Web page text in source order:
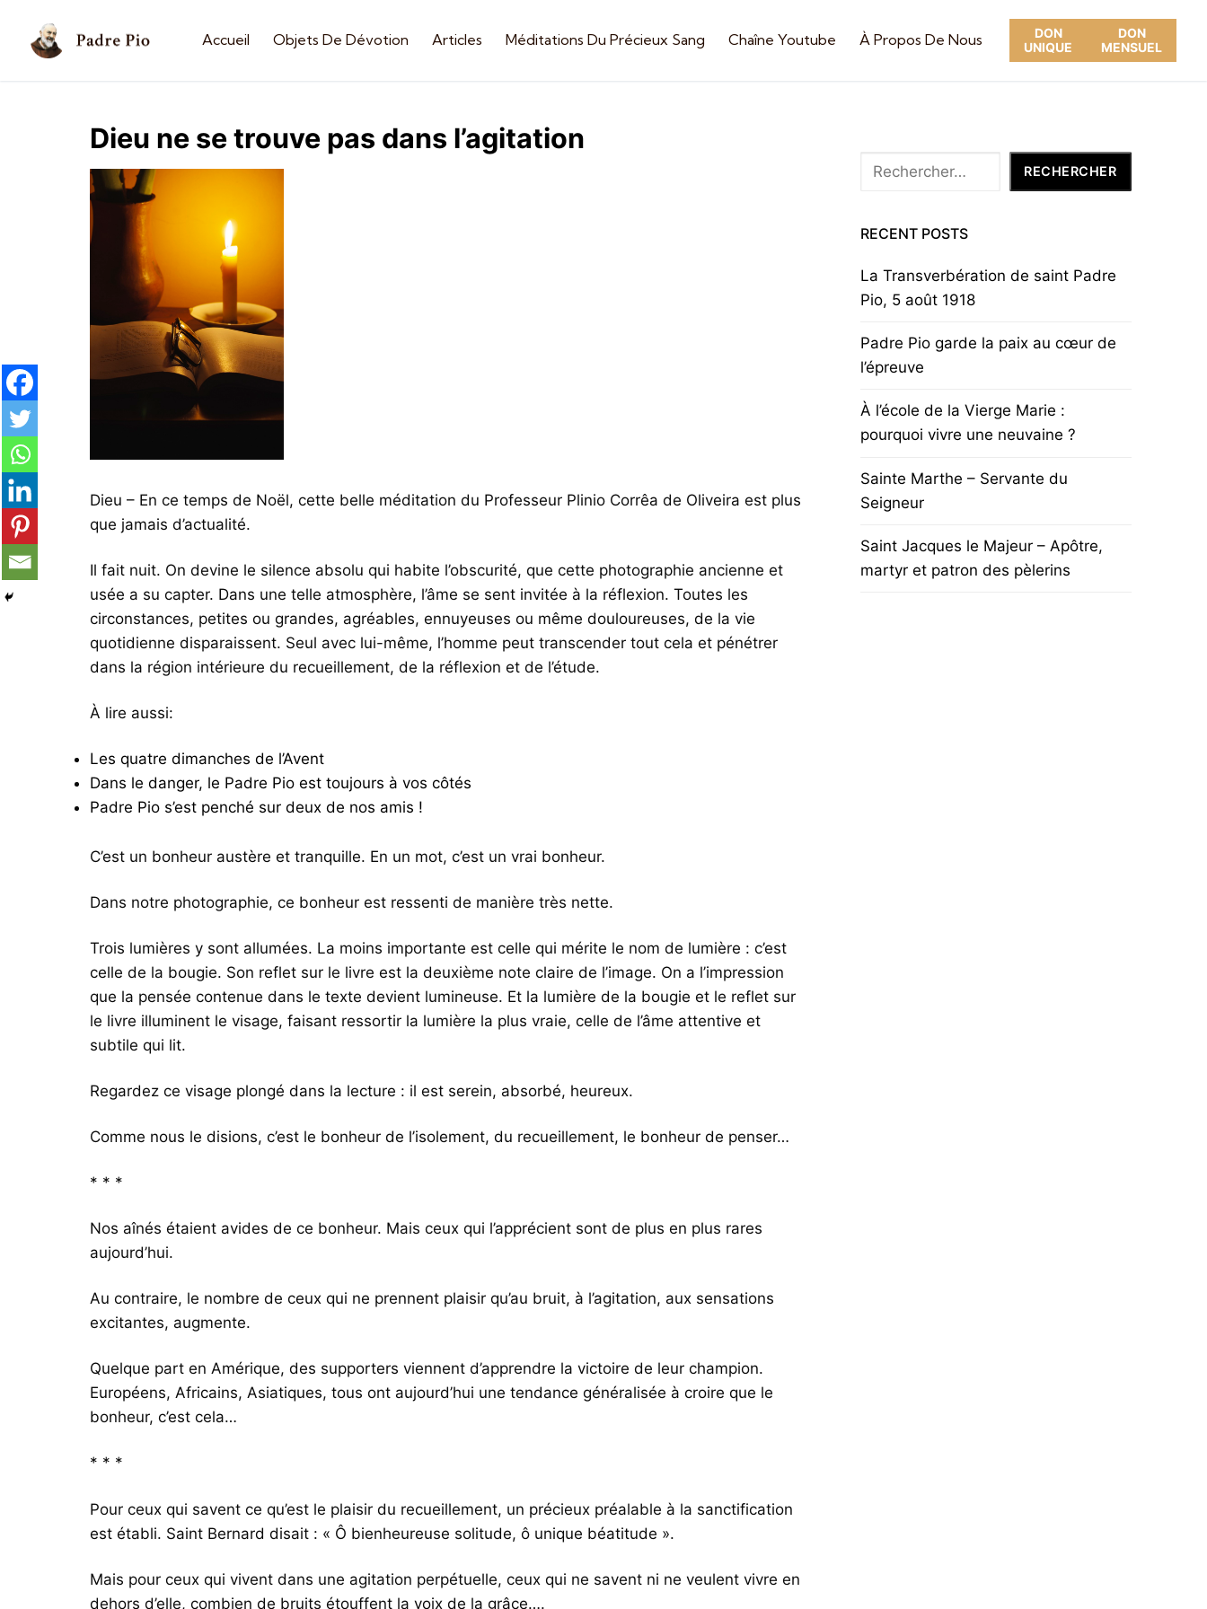
Accueil Objets De Dévotion Articles Méditations Du Précieux Sang Chaîne Youtube À Propos De Nous
DON
UNIQUE
DON
MENSUEL
Dieu ne se trouve pas dans l’agitation
Dieu – En ce temps de Noël, cette belle méditation du Professeur Plinio Corrêa de Oliveira est plus
que jamais d’actualité.
Il fait nuit. On devine le silence absolu qui habite l’obscurité, que cette photographie ancienne et
usée a su capter. Dans une telle atmosphère, l’âme se sent invitée à la réflexion. Toutes les
circonstances, petites ou grandes, agréables, ennuyeuses ou même douloureuses, de la vie
quotidienne disparaissent. Seul avec lui-même, l’homme peut transcender tout cela et pénétrer
dans la région intérieure du recueillement, de la réflexion et de l’étude.
À lire aussi:
Les quatre dimanches de l’Avent
Dans le danger, le Padre Pio est toujours à vos côtés
Padre Pio s’est penché sur deux de nos amis !
C’est un bonheur austère et tranquille. En un mot, c’est un vrai bonheur.
Dans notre photographie, ce bonheur est ressenti de manière très nette.
Trois lumières y sont allumées. La moins importante est celle qui mérite le nom de lumière : c’est
celle de la bougie. Son reflet sur le livre est la deuxième note claire de l’image. On a l’impression
que la pensée contenue dans le texte devient lumineuse. Et la lumière de la bougie et le reflet sur
le livre illuminent le visage, faisant ressortir la lumière la plus vraie, celle de l’âme attentive et
subtile qui lit.
Regardez ce visage plongé dans la lecture : il est serein, absorbé, heureux.
Comme nous le disions, c’est le bonheur de l’isolement, du recueillement, le bonheur de penser…
* * *
Nos aînés étaient avides de ce bonheur. Mais ceux qui l’apprécient sont de plus en plus rares
aujourd’hui.
Au contraire, le nombre de ceux qui ne prennent plaisir qu’au bruit, à l’agitation, aux sensations
excitantes, augmente.
Quelque part en Amérique, des supporters viennent d’apprendre la victoire de leur champion.
Européens, Africains, Asiatiques, tous ont aujourd’hui une tendance généralisée à croire que le
bonheur, c’est cela…
* * *
Pour ceux qui savent ce qu’est le plaisir du recueillement, un précieux préalable à la sanctification
est établi. Saint Bernard disait : « Ô bienheureuse solitude, ô unique béatitude ».
Mais pour ceux qui vivent dans une agitation perpétuelle, ceux qui ne savent ni ne veulent vivre en
dehors d’elle, combien de bruits étouffent la voix de la grâce….
Rechercher RECHERCHER
RECENT POSTS
La Transverbération de saint Padre
Pio, 5 août 1918
Padre Pio garde la paix au cœur de
l’épreuve
À l’école de la Vierge Marie :
pourquoi vivre une neuvaine ?
Sainte Marthe – Servante du
Seigneur
Saint Jacques le Majeur – Apôtre,
martyr et patron des pèlerins